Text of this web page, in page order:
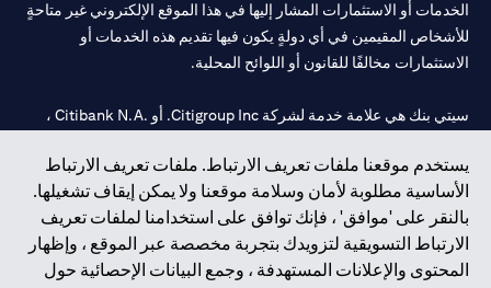
يستخدم موقعنا ملفات تعريف الارتباط. ملفات تعريف الارتباط
الأساسية مطلوبة لأمان وسلامة موقعنا ولا يمكن إيقاف تشغيلها.
بالنقر على 'موافق' ، فإنك توافق على استخدامنا لملفات تعريف
الارتباط التسويقية لتزويدك بتجربة مخصصة عبر الموقع ، وإظهار
المحتوى والإعلانات المستهدفة ، وجمع البيانات الإحصائية حول
الخدمات أو الاستثمارات المشار إليها في هذا الموقع الإلكتروني غير متاحةٍ
للأشخاص المقيمين في أي دولةٍ يكون فيها تقديم هذه الخدمات أو
الاستثمارات مخالفًا للقانون أو اللوائح المحلية.
سيتي بنك هي علامة خدمة لشركة Citigroup Inc. أو .Citibank N.A ،
سيتي بنك إن. إيه. الإمارات مسجل لدى مصرف الإمارات المركزي تحت
أرقام التراخيص 202563 لفرع الوصل في دبي، 531989 لفرع مول
الإمارات في دبي، وCN-1002019لفرع أبوظبي. هاتف: 4000 311 04.
فرع سيتي بنك إن إيه - الإمارات العربية المتحدة مرخص من مصرف